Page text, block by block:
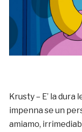
Krusty – E’ la dura
impenna se un
amiamo,